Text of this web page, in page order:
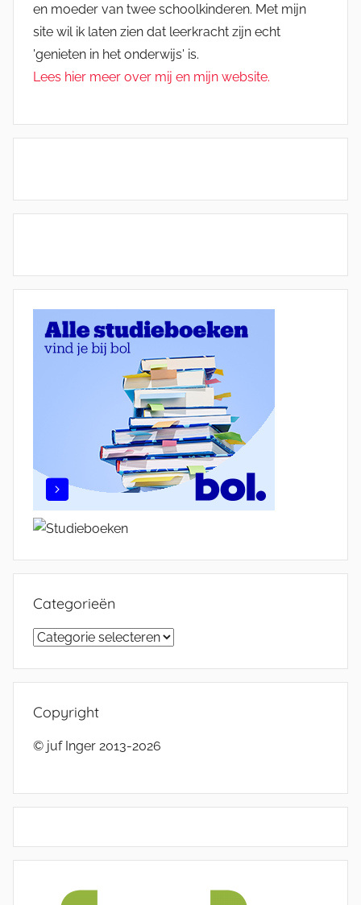
en moeder van twee schoolkinderen. Met mijn
site wil ik laten zien dat leerkracht zijn echt
'genieten in het onderwijs' is.
Lees hier meer over mij en mijn website.
Categorieën
Categorieën
Copyright
© juf Inger 2013-2026